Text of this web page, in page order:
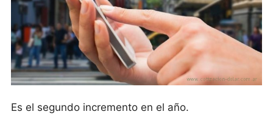
Es el segundo incremento en el año.